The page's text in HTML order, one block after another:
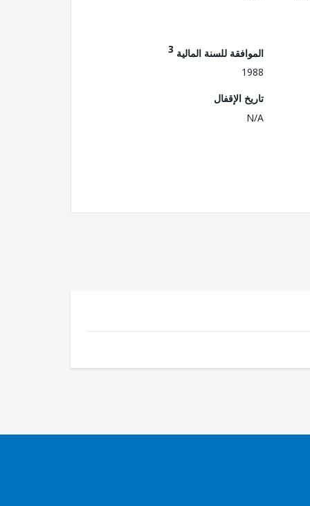
الموافقة للسنة المالية 3
1988
تاريخ الإقفال
N/A